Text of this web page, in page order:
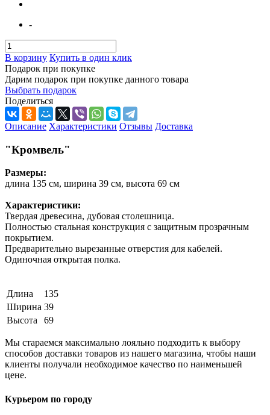
-
В корзину Купить в один клик
Подарок при покупке
Дарим подарок при покупке данного товара
Выбрать подарок
Поделиться
Описание Характеристики Отзывы Доставка
"Кромвель"
Размеры:
длина 135 см, ширина 39 см, высота 69 см
Характеристики:
Твердая древесина, дубовая столешница.
Полностью стальная конструкция с защитным прозрачным
покрытием.
Предварительно вырезанные отверстия для кабелей.
Одиночная открытая полка.
Длина
135
Ширина 39
Высота
69
Мы стараемся максимально лояльно подходить к выбору
способов доставки товаров из нашего магазина, чтобы наши
клиенты получали необходимое качество по наименьшей
цене.
Курьером по городу